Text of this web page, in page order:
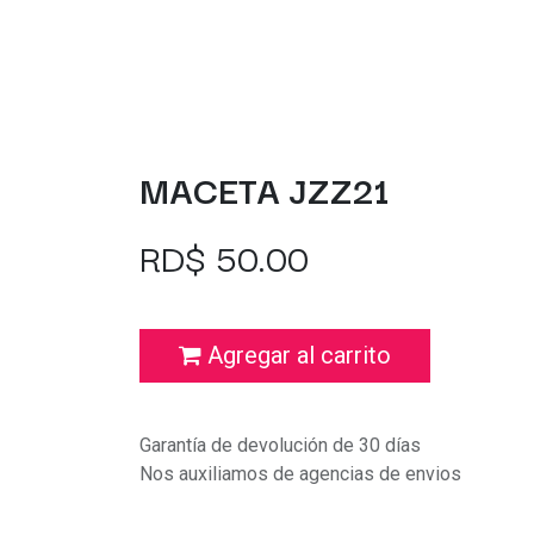
MACETA JZZ21
RD$ 50.00
Agregar al carrito
Garantía de devolución de 30 días
Nos auxiliamos de agencias de envios